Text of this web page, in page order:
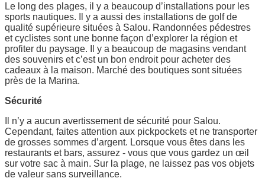
Le long des plages, il y a beaucoup d’installations pour les
sports nautiques. Il y a aussi des installations de golf de
qualité supérieure situées à Salou. Randonnées pédestres
et cyclistes sont une bonne façon d’explorer la région et
profiter du paysage. Il y a beaucoup de magasins vendant
des souvenirs et c’est un bon endroit pour acheter des
cadeaux à la maison. Marché des boutiques sont situées
près de la Marina.
Sécurité
Il n’y a aucun avertissement de sécurité pour Salou.
Cependant, faites attention aux pickpockets et ne transporter
de grosses sommes d’argent. Lorsque vous êtes dans les
restaurants et bars, assurez - vous que vous gardez un œil
sur votre sac à main. Sur la plage, ne laissez pas vos objets
de valeur sans surveillance.